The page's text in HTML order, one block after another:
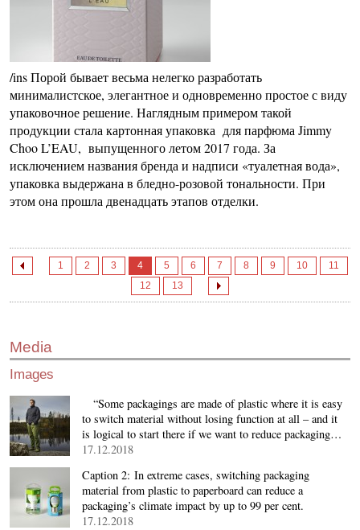
/ins Порой бывает весьма нелегко разработать
минималистское, элегантное и одновременно простое с виду
упаковочное решение. Наглядным примером такой
продукции стала картонная упаковка для парфюма Jimmy
Choo L’EAU, выпущенного летом 2017 года. За
исключением названия бренда и надписи «туалетная вода»,
упаковка выдержана в бледно-розовой тональности. При
этом она прошла двенадцать этапов отделки.
1 2 3 4 5 6 7 8 9 10
11
12
13
Media
Images
“Some packagings are made of plastic where it is easy
to switch material without losing function at all – and it
is logical to start there if we want to reduce packaging…
17.12.2018
Caption 2: In extreme cases, switching packaging
material from plastic to paperboard can reduce a
packaging’s climate impact by up to 99 per cent.
17.12.2018